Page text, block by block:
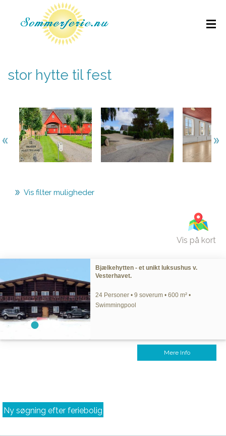
stor hytte til fest
Vis filter muligheder
Vis på kort
Bjælkehytten - et unikt luksushus v.
Vesterhavet.
24 Personer • 9 soverum • 600 m² •
Swimmingpool
Mere Info
Ny søgning efter feriebolig